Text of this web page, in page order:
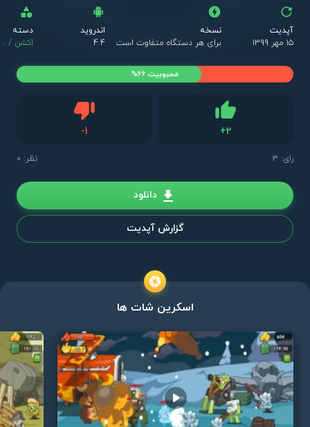
آپدیت
۱۵ مهر ۱۳۹۹
نسخه
برای هر دستگاه متفاوت است
اندروید
4.4
دسته
اکشن /
+2
-1
رای: 3 نظر: 0
محبوبیت 66%
دانلود
گزارش آپدیت
اسکرین شات ها
Play video